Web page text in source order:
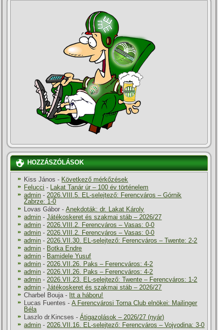
HOZZÁSZÓLÁSOK
Kiss János - Következő mérkőzések
Felucci - Lakat Tanár úr – 100 év történelem
admin -2026.VIII.5. EL-selejtező: Ferencváros – Górnik
Zabrze: 1-0
Lovas Gábor -Anekdoták: dr. Lakat Károly
admin -Játékoskeret és szakmai stáb – 2026/27
admin -2026.VIII.2. Ferencváros – Vasas: 0-0
admin -2026.VIII.2. Ferencváros – Vasas: 0-0
admin -2026.VII.30. EL-selejtező: Ferencváros – Twente: 2-2
admin - Botka Endre
admin - Bamidele Yusuf
admin -2026.VII.26. Paks – Ferencváros: 4-2
admin -2026.VII.26. Paks – Ferencváros: 4-2
admin -2026.VII.23. EL-selejtező: Twente – Ferencváros: 1-2
admin -Játékoskeret és szakmai stáb – 2026/27
Charbel Bouja- Itt a háboru!
Lucas Fuentes -A Ferencvárosi Torna Club elnökei: Mailinger
Béla
Laszlo dr.Kincses -Átigazolások – 2026/27 (nyár)
admin -2026.VII.16. EL-selejtező: Ferencváros – Vojvodina: 3-0